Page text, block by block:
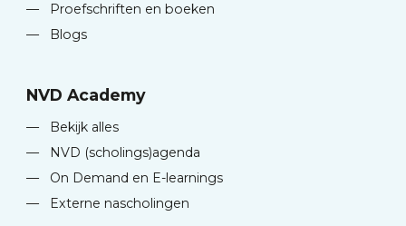
—
Proefschriften en boeken
—
Blogs
NVD Academy
—
Bekijk alles
—
NVD (scholings)agenda
—
On Demand en E-learnings
—
Externe nascholingen